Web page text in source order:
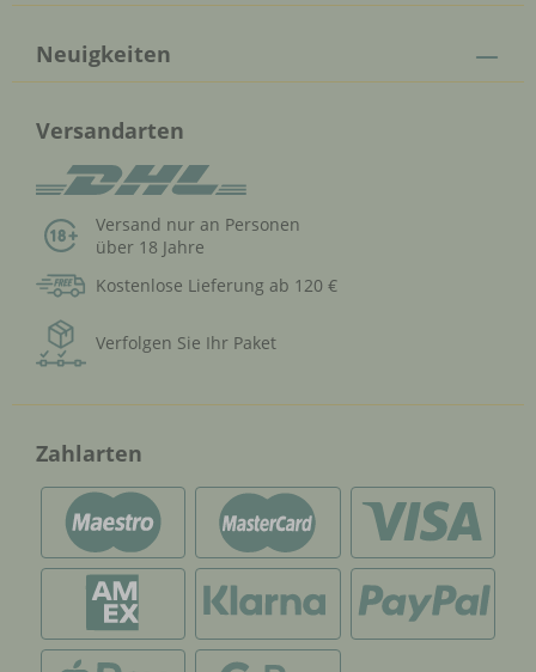
Neuigkeiten
Versandarten
Versand nur an Personen
über 18 Jahre
Kostenlose Lieferung ab 120 €
Verfolgen Sie Ihr Paket
Zahlarten